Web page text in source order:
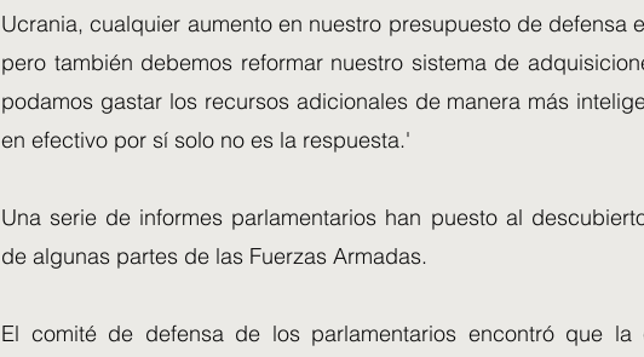
Ucrania, cualquier aumento en nuestro presupuesto de defensa
pero también debemos reformar nuestro sistema de
podamos gastar los recursos adicionales de manera más
en efectivo por sí solo no es la respuesta.'
Una serie de informes parlamentarios han puesto al
de algunas partes de las Fuerzas Armadas.
El comité de defensa de los parlamentarios encontró que